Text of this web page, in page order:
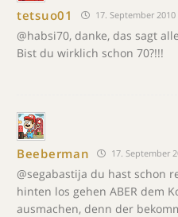
tetsuo01 17. September 2010
@habsi70, danke, das sagt
Bist du wirklich schon 70?!!!
Beeberman 17. September
@segabastija du hast schon
hinten los gehen ABER dem
ausmachen, denn der